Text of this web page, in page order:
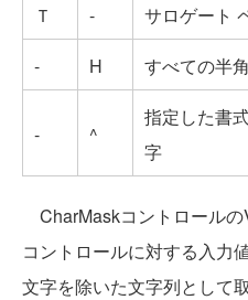
Ｔ
-
サロゲート
-
H すべての半
- ^
指定した書
字
CharMaskコントロールの
コントロールに対する入力
文字を除いた文字列として